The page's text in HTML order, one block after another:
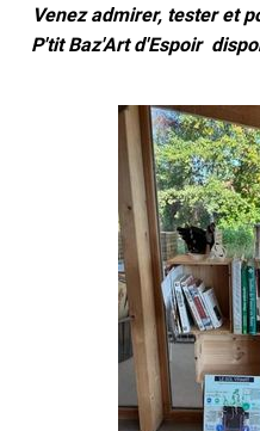
Venez admirer, tester et
P'tit Baz'Art d'Espoir